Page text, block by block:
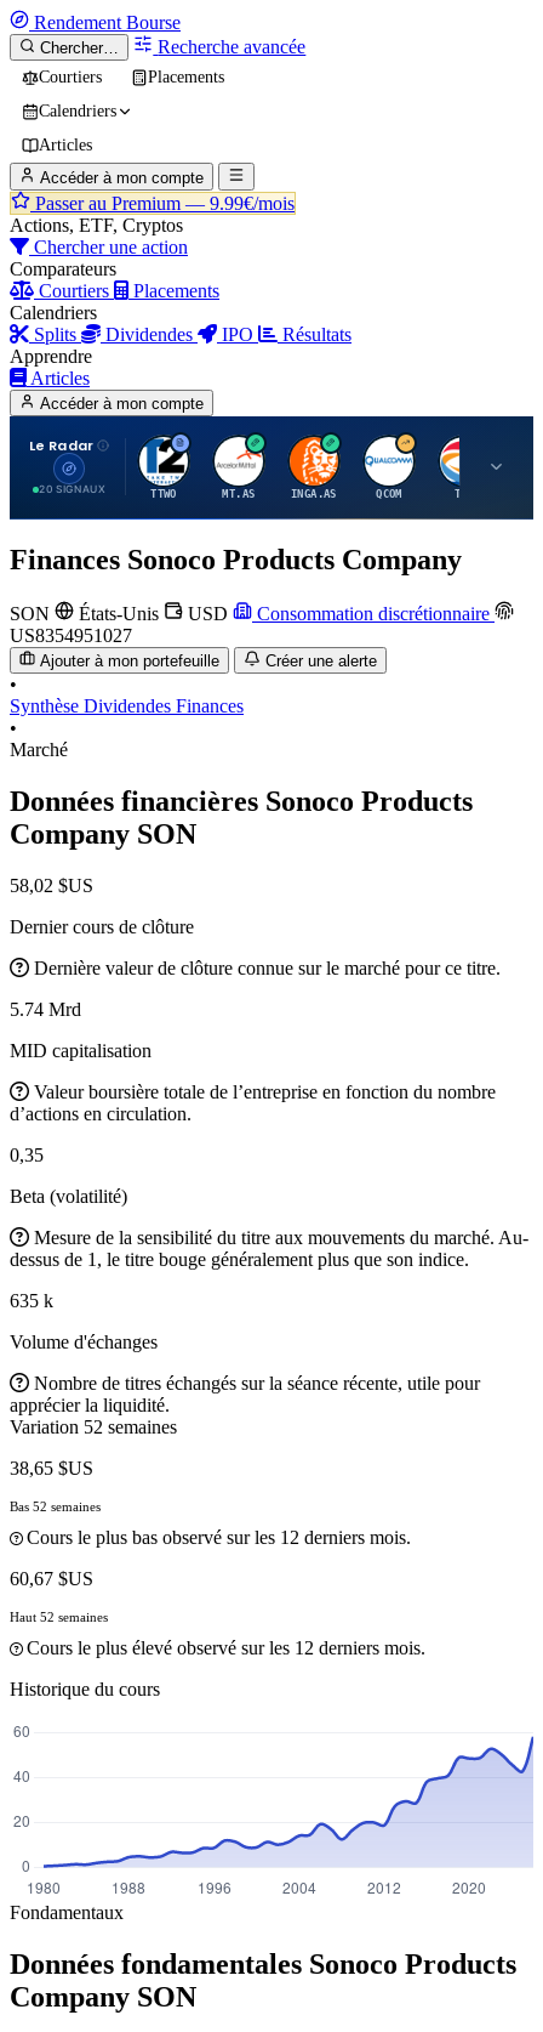
Rendement Bourse
Chercher… Recherche avancée
Courtiers
Placements
Calendriers
Articles
Accéder à mon compte
Passer au Premium — 9.99€/mois
Actions, ETF, Cryptos
Chercher une action
Comparateurs
Courtiers
Placements
Calendriers
Splits
Dividendes IPO
Résultats
Apprendre
Articles
Accéder à mon compte
Le Radar
20 SIGNAUX
T
TTWO
A
MT.AS
I
INGA.AS
Q
QCOM
T
TTE
Finances Sonoco Products Company
SON États-Unis USD
Consommation discrétionnaire
US8354951027
Ajouter à mon portefeuille Créer une alerte
•
Synthèse Dividendes Finances
•
Marché
Données financières Sonoco Products
Company SON
58,02 $US
Dernier cours de clôture
Dernière valeur de clôture connue sur le marché pour ce titre.
5.74 Mrd
MID capitalisation
Valeur boursière totale de l’entreprise en fonction du nombre
d’actions en circulation.
0,35
Beta (volatilité)
Mesure de la sensibilité du titre aux mouvements du marché. Au-
dessus de 1, le titre bouge généralement plus que son indice.
635 k
Volume d'échanges
Nombre de titres échangés sur la séance récente, utile pour
apprécier la liquidité.
Variation 52 semaines
38,65 $US
Bas 52 semaines
Cours le plus bas observé sur les 12 derniers mois.
60,67 $US
Haut 52 semaines
Cours le plus élevé observé sur les 12 derniers mois.
Historique du cours
Fondamentaux
Données fondamentales Sonoco Products
Company SON